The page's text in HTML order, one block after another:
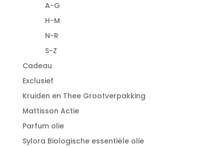
A-G
H-M
N-R
S-Z
Cadeau
Exclusief
Kruiden en Thee Grootverpakking
Mattisson Actie
Parfum olie
Sylora Biologische essentiële olie